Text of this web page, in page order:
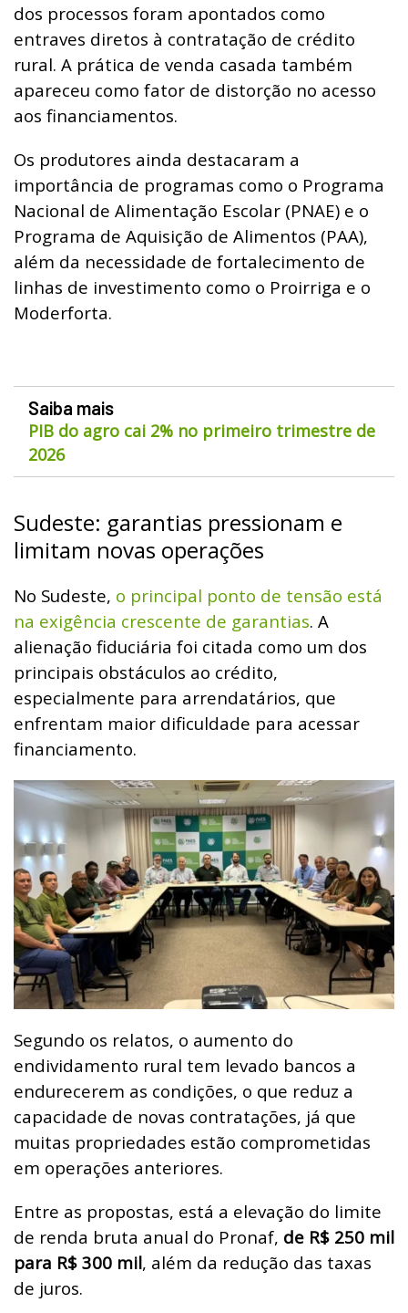
dos processos foram apontados como
entraves diretos à contratação de crédito
rural. A prática de venda casada também
apareceu como fator de distorção no acesso
aos financiamentos.
Os produtores ainda destacaram a
importância de programas como o Programa
Nacional de Alimentação Escolar (PNAE) e o
Programa de Aquisição de Alimentos (PAA),
além da necessidade de fortalecimento de
linhas de investimento como o Proirriga e o
Moderforta.
Saiba mais
PIB do agro cai 2% no primeiro trimestre de
2026
Sudeste: garantias pressionam e
limitam novas operações
No Sudeste, o principal ponto de tensão está
na exigência crescente de garantias. A
alienação fiduciária foi citada como um dos
principais obstáculos ao crédito,
especialmente para arrendatários, que
enfrentam maior dificuldade para acessar
financiamento.
Segundo os relatos, o aumento do
endividamento rural tem levado bancos a
endurecerem as condições, o que reduz a
capacidade de novas contratações, já que
muitas propriedades estão comprometidas
em operações anteriores.
Entre as propostas, está a elevação do limite
de renda bruta anual do Pronaf, de R$ 250 mil
para R$ 300 mil, além da redução das taxas
de juros.